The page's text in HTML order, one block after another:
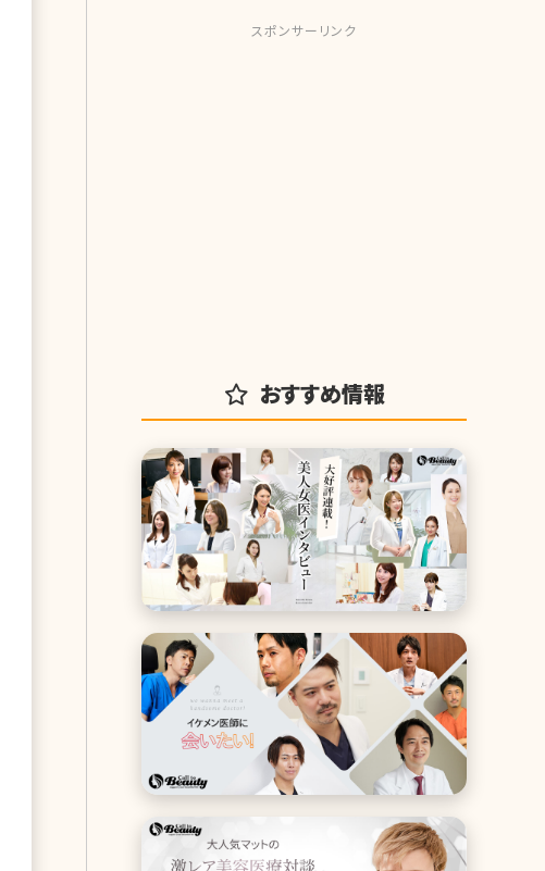
スポンサーリンク
おすすめ情報